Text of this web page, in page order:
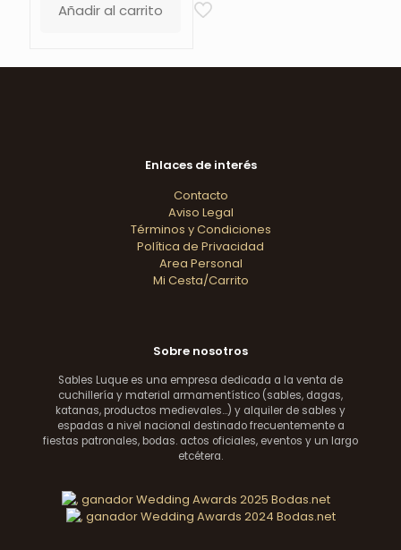
Añadir al carrito
Enlaces de interés
Contacto
Aviso Legal
Términos y Condiciones
Política de Privacidad
Area Personal
Mi Cesta/Carrito
Sobre nosotros
Sables Luque es una empresa dedicada a la venta de
cuchillería y material armamentístico (sables, dagas,
katanas, productos medievales...) y alquiler de sables y
espadas a nivel nacional destinado frecuentemente a
fiestas patronales, bodas. actos oficiales, eventos y un largo
etcétera.